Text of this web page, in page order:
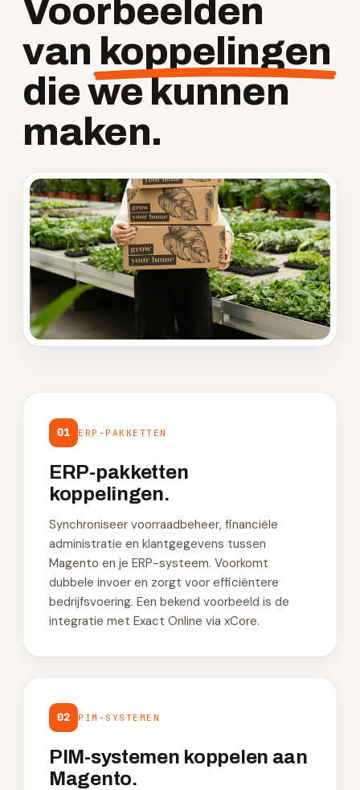
Voorbeelden
van koppelingen
die we kunnen
maken.
01 ERP-PAKKETTEN
ERP-pakketten
koppelingen.
Synchroniseer voorraadbeheer, financiële
administratie en klantgegevens tussen
Magento en je ERP-systeem. Voorkomt
dubbele invoer en zorgt voor efficiëntere
bedrijfsvoering. Een bekend voorbeeld is de
integratie met Exact Online via xCore.
02 PIM-SYSTEMEN
PIM-systemen koppelen aan
Magento.